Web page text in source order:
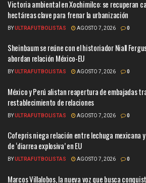
Victoria ambiental en Xochimilco: se recuperan
hectáreas clave para frenar la urbanización
BYULTRAFUTBOLISTAS AGOSTO 7, 2026 0
Sheinbaum se reúne con el historiador Niall
abordan relación México-EU
BYULTRAFUTBOLISTAS AGOSTO 7, 2026 0
México y Perú alistan reapertura de embajadas
restablecimiento de relaciones
BYULTRAFUTBOLISTAS AGOSTO 7, 2026 0
Cofepris niega relación entre lechuga mexicana
de ‘diarrea explosiva’ en EU
BYULTRAFUTBOLISTAS AGOSTO 7, 2026 0
Marcos Villalobos, la nueva voz que busca